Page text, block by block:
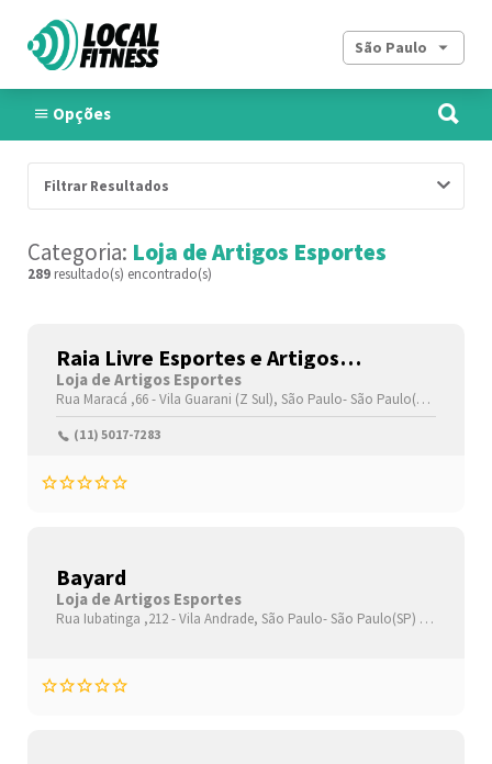
São Paulo
Opções
Filtrar Resultados
Categoria: Loja de Artigos Esportes
289 resultado(s) encontrado(s)
Raia Livre Esportes e Artigos
Esportivos
Loja de Artigos Esportes
Rua Maracá ,66 -Vila Guarani (Z Sul), São Paulo-São Paulo(SP)
(11) 5017-7283
Bayard
Loja de Artigos Esportes
Rua Iubatinga ,212 -Vila Andrade, São Paulo-São Paulo(SP)